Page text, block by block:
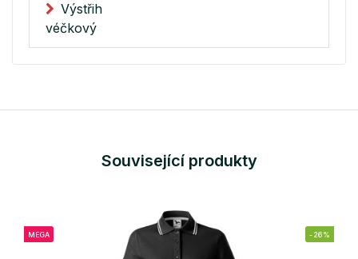
Výstřih
véčkový
Související produkty
MEGA -26%